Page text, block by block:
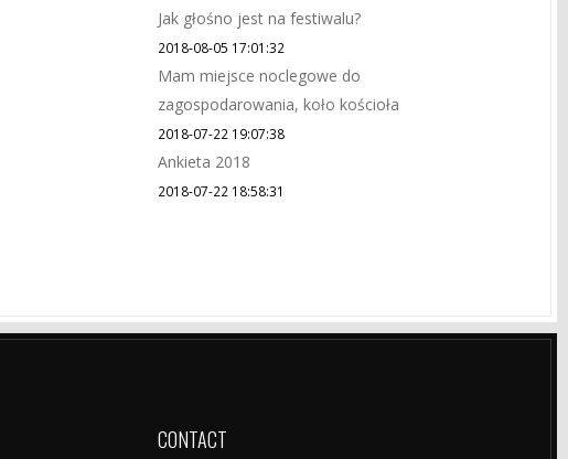
Jak głośno jest na festiwalu?
2018-08-05 17:01:32
Mam miejsce noclegowe do
zagospodarowania, koło kościoła
2018-07-22 19:07:38
Ankieta 2018
2018-07-22 18:58:31
CONTACT